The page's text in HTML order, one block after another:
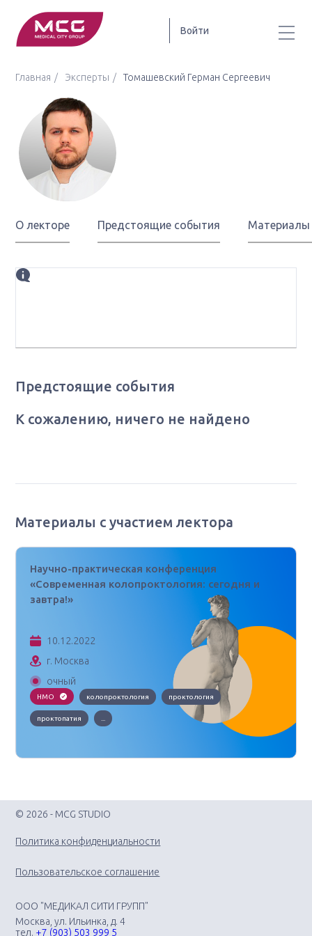
Войти
Главная Эксперты Томашевский Герман Сергеевич
О лекторе Предстоящие события Материалы
Предстоящие события
К сожалению, ничего не найдено
Материалы с участием лектора
Научно-практическая конференция
«Современная колопроктология: сегодня и
завтра!»
10.12.2022
г. Москва
очный
НМО колопроктология проктология
проктопатия
© 2026 - MCG STUDIO
Политика конфиденциальности
Пользовательское соглашение
ООО "МЕДИКАЛ СИТИ ГРУПП"
Москва, ул. Ильинка, д. 4
тел. +7 (903) 503 999 5